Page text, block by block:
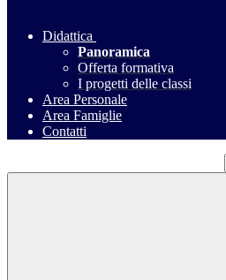
Didattica
Panoramica
Offerta formativa
I progetti delle classi
Area Personale
Area Famiglie
Contatti